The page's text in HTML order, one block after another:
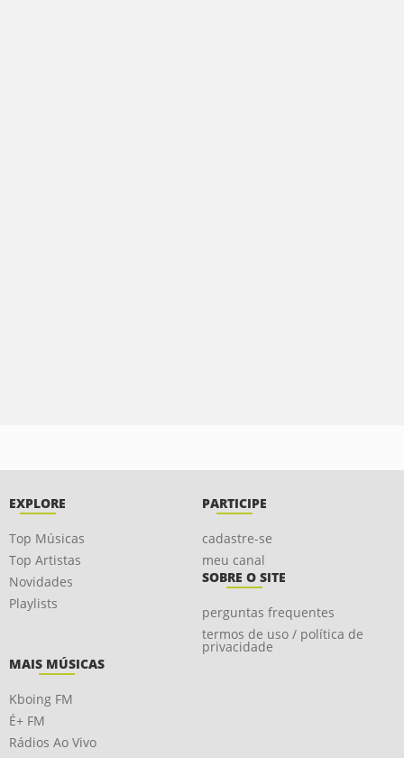
EXPLORE
Top Músicas
Top Artistas
Novidades
Playlists
PARTICIPE
cadastre-se
meu canal
SOBRE O SITE
perguntas frequentes
termos de uso / política de
privacidade
MAIS MÚSICAS
Kboing FM
É+ FM
Rádios Ao Vivo